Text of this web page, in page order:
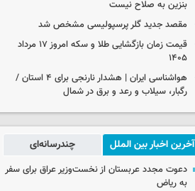
بنزین به صلاح نیست
مقصد جدید گلر پرسپولیسی مشخص شد
قیمت زمان بازگشایی طلا و سکه امروز ۱۷ مرداد
۱۴۰۵
هواشناسی ایران | هشدار نارنجی برای ۴ استان /
رگبار، سیلاب و رعد و برق در شمال
آخرین اخبار بین الملل چندرسانه‌ای
دعوت مجدد عربستان از نخست‌وزیر عراق برای سفر
به ریاض